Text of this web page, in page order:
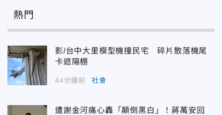
熱門
影/台中大里模型機撞民宅 碎片散落機尾
卡遮陽棚
44分鐘前 社會
遭謝金河痛心轟「顛倒黑白」！蔣萬安回